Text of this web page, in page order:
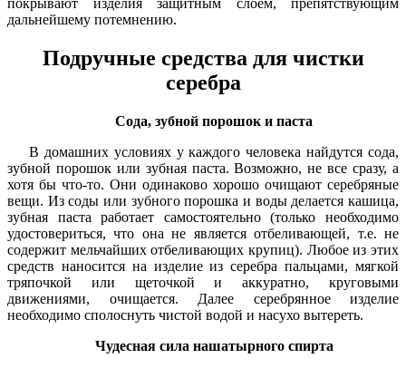
покрывают изделия защитным слоем, препятствующим
дальнейшему потемнению.
Подручные средства для чистки
серебра
Сода, зубной порошок и паста
В домашних условиях у каждого человека найдутся сода,
зубной порошок или зубная паста. Возможно, не все сразу, а
хотя бы что-то. Они одинаково хорошо очищают серебряные
вещи. Из соды или зубного порошка и воды делается кашица,
зубная паста работает самостоятельно (только необходимо
удостовериться, что она не является отбеливающей, т.е. не
содержит мельчайших отбеливающих крупиц). Любое из этих
средств наносится на изделие из серебра пальцами, мягкой
тряпочкой или щеточкой и аккуратно, круговыми
движениями, очищается. Далее серебрянное изделие
необходимо сполоснуть чистой водой и насухо вытереть.
Чудесная сила нашатырного спирта